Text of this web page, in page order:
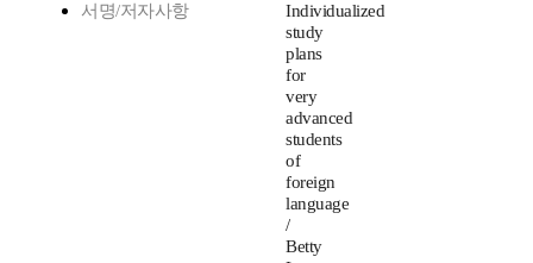
서명/저자사항
Individualized
study
plans
for
very
advanced
students
of
foreign
language
/
Betty